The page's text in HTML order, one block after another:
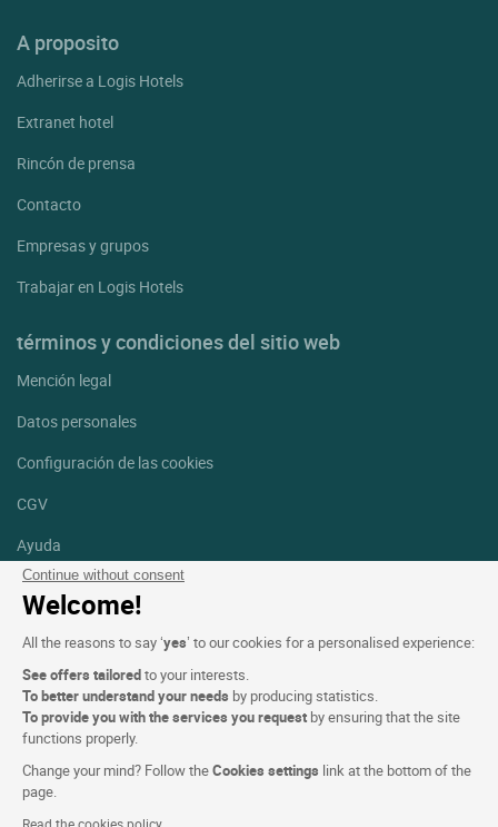
Continue without consent
Welcome!
All the reasons to say ‘yes’ to our cookies for a personalised experience:
See offers tailoredto your interests.
To better understand your needs by producing statistics.
To provide you with the services you request by ensuring that the site
functions properly.
Change your mind? Follow theCookies settings link at the bottom of the
page.
A proposito
Adherirse a Logis Hotels
Extranet hotel
Rincón de prensa
Contacto
Empresas y grupos
Trabajar en Logis Hotels
términos y condiciones del sitio web
Mención legal
Datos personales
Configuración de las cookies
CGV
Ayuda
Mapa del sitio
fotografías
Síguenos
Facebook
Instagram
Linkedin